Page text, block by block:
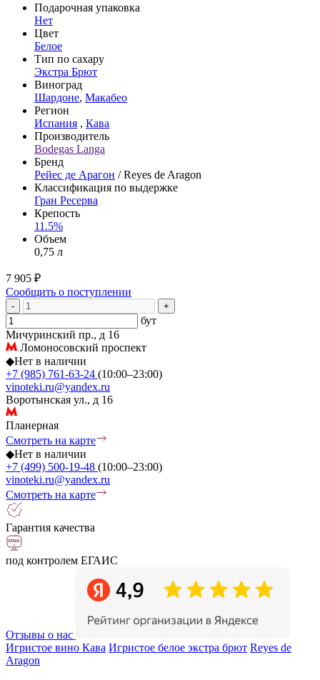
Подарочная упаковка
Нет
Цвет
Белое
Тип по сахару
Экстра Брют
Виноград
Шардоне, Макабео
Регион
Испания , Кава
Производитель
Bodegas Langa
Бренд
Рейес де Арагон / Reyes de Aragon
Классификация по выдержке
Гран Ресерва
Крепость
11.5%
Объем
0,75 л
7 905 ₽
Сообщить о поступлении
- +
бут
Мичуринский пр., д 16
Ломоносовский проспект
◆Нет в наличии
+7 (985) 761-63-24 (10:00–23:00)
vinoteki.ru@yandex.ru
Воротынская ул., д 16
Планерная
Смотреть на карте
◆Нет в наличии
+7 (499) 500-19-48 (10:00–23:00)
vinoteki.ru@yandex.ru
Смотреть на карте
Гарантия качества
под контролем ЕГАИС
Отзывы о нас
Игристое вино Кава Игристое белое экстра брют Reyes de
Aragon